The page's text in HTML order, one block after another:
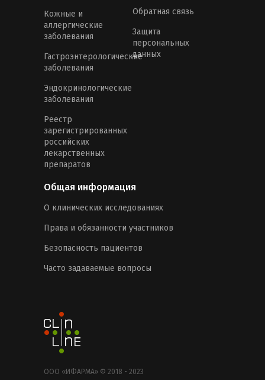
Кожные и
аллергические
заболевания
Гастроэнтерологические
заболевания
Эндокринологические
заболевания
Реестр
зарегистрированных
российских
лекарственных
препаратов
Обратная связь
Защита
персональных
данных
Общая информация
О клинических исследованиях
Права и обязанности участников
Безопасность пациентов
Часто задаваемые вопросы
ООО «ИФАРМА» © 2018 - 2023